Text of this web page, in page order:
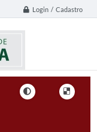
Login / Cadastro